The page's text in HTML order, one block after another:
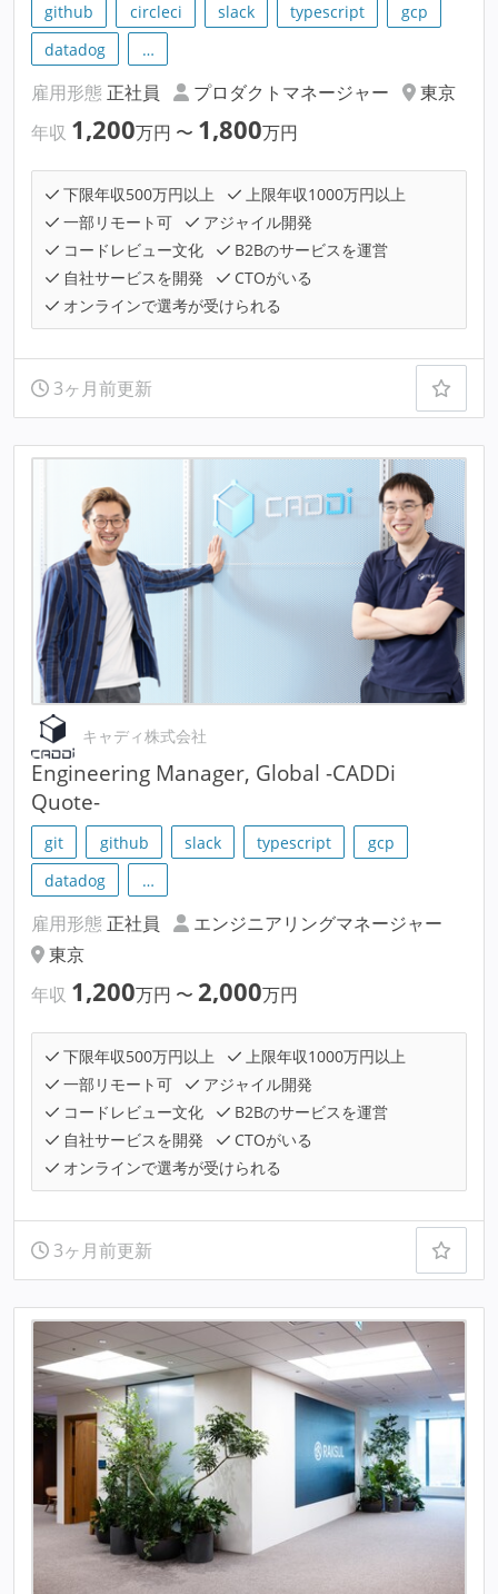
github circleci slack typescript
gcp
datadog
…
雇用形態 正社員 プロダクトマネージャー
東京
年収 1,200万円 〜 1,800万円
下限年収500万円以上
上限年収1000万円以上
一部リモート可
アジャイル開発
コードレビュー文化
B2Bのサービスを運営
自社サービスを開発
CTOがいる
オンラインで選考が受けられる
3ヶ月前更新
キャディ株式会社
Engineering Manager, Global -CADDi
Quote-
git github slack typescript
gcp
datadog
…
雇用形態 正社員
エンジニアリングマネージャー
東京
年収 1,200万円 〜 2,000万円
下限年収500万円以上
上限年収1000万円以上
一部リモート可
アジャイル開発
コードレビュー文化
B2Bのサービスを運営
自社サービスを開発
CTOがいる
オンラインで選考が受けられる
3ヶ月前更新